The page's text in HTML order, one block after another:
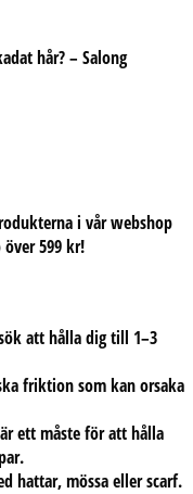
i vår webshop
599 kr!
att hålla dig till 1–3
friktion som kan orsaka
ett måste för att hålla
hattar, mössa eller scarf.